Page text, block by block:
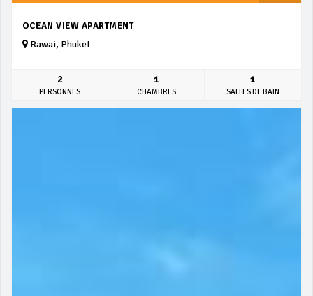
OCEAN VIEW APARTMENT
Rawai, Phuket
2
PERSONNES
1
CHAMBRES
1
SALLES DE BAIN